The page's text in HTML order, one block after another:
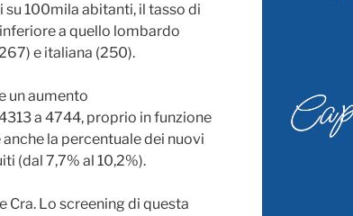
su 100mila abitanti, il tasso di
a quello lombardo
e italiana (250).
un aumento
a 4744, proprio in funzione
la percentuale dei nuovi
(dal 7,7% al 10,2%).
Lo screening di questa